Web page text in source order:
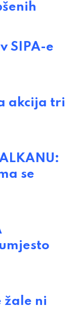
SIPA-e
akcija tri
se
žale ni